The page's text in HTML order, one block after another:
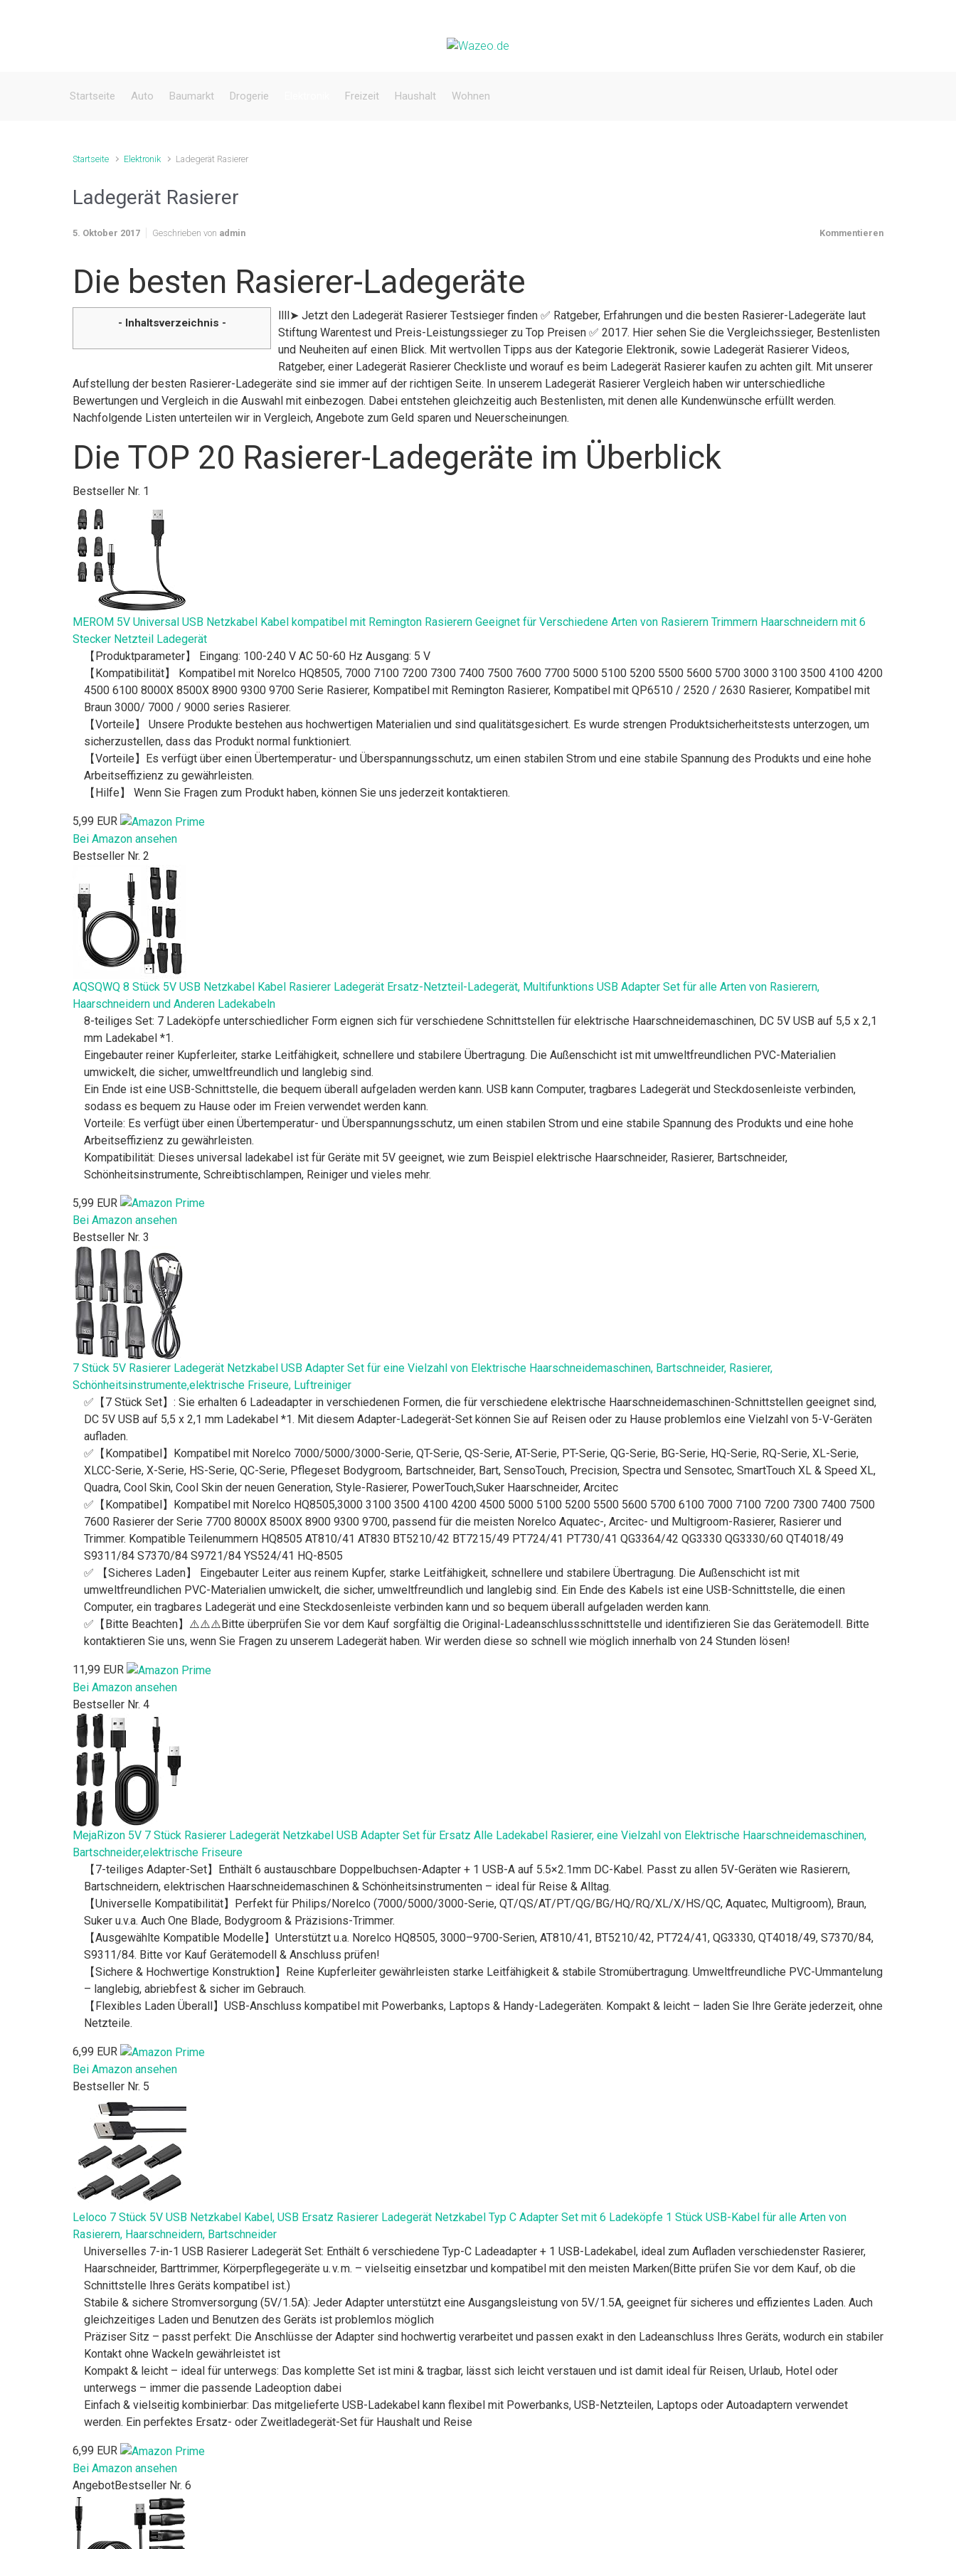
Startseite Auto Baumarkt Drogerie Freizeit Haushalt Wohnen
Startseite Elektronik Ladegerät Rasierer
Ladegerät Rasierer
5. Oktober 2017 Geschrieben von admin Kommentieren
Die besten Rasierer-Ladegeräte
- Inhaltsverzeichnis -
llll➤ Jetzt den Ladegerät Rasierer Testsieger finden ✅ Ratgeber, Erfahrungen und die besten Rasierer-Ladegeräte laut
Stiftung Warentest und Preis-Leistungssieger zu Top Preisen ✅ 2017. Hier sehen Sie die Vergleichssieger, Bestenlisten
und Neuheiten auf einen Blick. Mit wertvollen Tipps aus der Kategorie Elektronik, sowie Ladegerät Rasierer Videos,
Ratgeber, einer Ladegerät Rasierer Checkliste und worauf es beim Ladegerät Rasierer kaufen zu achten gilt. Mit unserer
Aufstellung der besten Rasierer-Ladegeräte sind sie immer auf der richtigen Seite. In unserem Ladegerät Rasierer Vergleich haben wir unterschiedliche
Bewertungen und Vergleich in die Auswahl mit einbezogen. Dabei entstehen gleichzeitig auch Bestenlisten, mit denen alle Kundenwünsche erfüllt werden.
Nachfolgende Listen unterteilen wir in Vergleich, Angebote zum Geld sparen und Neuerscheinungen.
Die TOP 20 Rasierer-Ladegeräte im Überblick
Bestseller Nr. 1
MEROM 5V Universal USB Netzkabel Kabel kompatibel mit Remington Rasierern Geeignet für Verschiedene Arten von Rasierern Trimmern Haarschneidern mit 6
Stecker Netzteil Ladegerät
【Produktparameter】 Eingang: 100-240 V AC 50-60 Hz Ausgang: 5 V
【Kompatibilität】 Kompatibel mit Norelco HQ8505, 7000 7100 7200 7300 7400 7500 7600 7700 5000 5100 5200 5500 5600 5700 3000 3100 3500 4100 4200
4500 6100 8000X 8500X 8900 9300 9700 Serie Rasierer, Kompatibel mit Remington Rasierer, Kompatibel mit QP6510 / 2520 / 2630 Rasierer, Kompatibel mit
Braun 3000/ 7000 / 9000 series Rasierer.
【Vorteile】 Unsere Produkte bestehen aus hochwertigen Materialien und sind qualitätsgesichert. Es wurde strengen Produktsicherheitstests unterzogen, um
sicherzustellen, dass das Produkt normal funktioniert.
【Vorteile】Es verfügt über einen Übertemperatur- und Überspannungsschutz, um einen stabilen Strom und eine stabile Spannung des Produkts und eine hohe
Arbeitseffizienz zu gewährleisten.
【Hilfe】 Wenn Sie Fragen zum Produkt haben, können Sie uns jederzeit kontaktieren.
5,99 EUR
Bei Amazon ansehen
Bestseller Nr. 2
AQSQWQ 8 Stück 5V USB Netzkabel Kabel Rasierer Ladegerät Ersatz-Netzteil-Ladegerät, Multifunktions USB Adapter Set für alle Arten von Rasierern,
Haarschneidern und Anderen Ladekabeln
8-teiliges Set: 7 Ladeköpfe unterschiedlicher Form eignen sich für verschiedene Schnittstellen für elektrische Haarschneidemaschinen, DC 5V USB auf 5,5 x 2,1
mm Ladekabel *1.
Eingebauter reiner Kupferleiter, starke Leitfähigkeit, schnellere und stabilere Übertragung. Die Außenschicht ist mit umweltfreundlichen PVC-Materialien
umwickelt, die sicher, umweltfreundlich und langlebig sind.
Ein Ende ist eine USB-Schnittstelle, die bequem überall aufgeladen werden kann. USB kann Computer, tragbares Ladegerät und Steckdosenleiste verbinden,
sodass es bequem zu Hause oder im Freien verwendet werden kann.
Vorteile: Es verfügt über einen Übertemperatur- und Überspannungsschutz, um einen stabilen Strom und eine stabile Spannung des Produkts und eine hohe
Arbeitseffizienz zu gewährleisten.
Kompatibilität: Dieses universal ladekabel ist für Geräte mit 5V geeignet, wie zum Beispiel elektrische Haarschneider, Rasierer, Bartschneider,
Schönheitsinstrumente, Schreibtischlampen, Reiniger und vieles mehr.
5,99 EUR
Bei Amazon ansehen
Bestseller Nr. 3
7 Stück 5V Rasierer Ladegerät Netzkabel USB Adapter Set für eine Vielzahl von Elektrische Haarschneidemaschinen, Bartschneider, Rasierer,
Schönheitsinstrumente,elektrische Friseure, Luftreiniger
✅【7 Stück Set】: Sie erhalten 6 Ladeadapter in verschiedenen Formen, die für verschiedene elektrische Haarschneidemaschinen-Schnittstellen geeignet sind,
DC 5V USB auf 5,5 x 2,1 mm Ladekabel *1. Mit diesem Adapter-Ladegerät-Set können Sie auf Reisen oder zu Hause problemlos eine Vielzahl von 5-V-Geräten
aufladen.
✅【Kompatibel】Kompatibel mit Norelco 7000/5000/3000-Serie, QT-Serie, QS-Serie, AT-Serie, PT-Serie, QG-Serie, BG-Serie, HQ-Serie, RQ-Serie, XL-Serie,
XLCC-Serie, X-Serie, HS-Serie, QC-Serie, Pflegeset Bodygroom, Bartschneider, Bart, SensoTouch, Precision, Spectra und Sensotec, SmartTouch XL & Speed XL,
Quadra, Cool Skin, Cool Skin der neuen Generation, Style-Rasierer, PowerTouch,Suker Haarschneider, Arcitec
✅【Kompatibel】Kompatibel mit Norelco HQ8505,3000 3100 3500 4100 4200 4500 5000 5100 5200 5500 5600 5700 6100 7000 7100 7200 7300 7400 7500
7600 Rasierer der Serie 7700 8000X 8500X 8900 9300 9700, passend für die meisten Norelco Aquatec-, Arcitec- und Multigroom-Rasierer, Rasierer und
Trimmer. Kompatible Teilenummern HQ8505 AT810/41 AT830 BT5210/42 BT7215/49 PT724/41 PT730/41 QG3364/42 QG3330 QG3330/60 QT4018/49
S9311/84 S7370/84 S9721/84 YS524/41 HQ-8505
✅ 【Sicheres Laden】 Eingebauter Leiter aus reinem Kupfer, starke Leitfähigkeit, schnellere und stabilere Übertragung. Die Außenschicht ist mit
umweltfreundlichen PVC-Materialien umwickelt, die sicher, umweltfreundlich und langlebig sind. Ein Ende des Kabels ist eine USB-Schnittstelle, die einen
Computer, ein tragbares Ladegerät und eine Steckdosenleiste verbinden kann und so bequem überall aufgeladen werden kann.
✅【Bitte Beachten】⚠️⚠️⚠️Bitte überprüfen Sie vor dem Kauf sorgfältig die Original-Ladeanschlussschnittstelle und identifizieren Sie das Gerätemodell. Bitte
kontaktieren Sie uns, wenn Sie Fragen zu unserem Ladegerät haben. Wir werden diese so schnell wie möglich innerhalb von 24 Stunden lösen!
11,99 EUR
Bei Amazon ansehen
Bestseller Nr. 4
MejaRizon 5V 7 Stück Rasierer Ladegerät Netzkabel USB Adapter Set für Ersatz Alle Ladekabel Rasierer, eine Vielzahl von Elektrische Haarschneidemaschinen,
Bartschneider,elektrische Friseure
【7-teiliges Adapter-Set】Enthält 6 austauschbare Doppelbuchsen-Adapter + 1 USB-A auf 5.5×2.1mm DC-Kabel. Passt zu allen 5V-Geräten wie Rasierern,
Bartschneidern, elektrischen Haarschneidemaschinen & Schönheitsinstrumenten – ideal für Reise & Alltag.
【Universelle Kompatibilität】Perfekt für Philips/Norelco (7000/5000/3000-Serie, QT/QS/AT/PT/QG/BG/HQ/RQ/XL/X/HS/QC, Aquatec, Multigroom), Braun,
Suker u.v.a. Auch One Blade, Bodygroom & Präzisions-Trimmer.
【Ausgewählte Kompatible Modelle】Unterstützt u.a. Norelco HQ8505, 3000–9700-Serien, AT810/41, BT5210/42, PT724/41, QG3330, QT4018/49, S7370/84,
S9311/84. Bitte vor Kauf Gerätemodell & Anschluss prüfen!
【Sichere & Hochwertige Konstruktion】Reine Kupferleiter gewährleisten starke Leitfähigkeit & stabile Stromübertragung. Umweltfreundliche PVC-Ummantelung
– langlebig, abriebfest & sicher im Gebrauch.
【Flexibles Laden Überall】USB-Anschluss kompatibel mit Powerbanks, Laptops & Handy-Ladegeräten. Kompakt & leicht – laden Sie Ihre Geräte jederzeit, ohne
Netzteile.
6,99 EUR
Bei Amazon ansehen
Bestseller Nr. 5
Leloco 7 Stück 5V USB Netzkabel Kabel, USB Ersatz Rasierer Ladegerät Netzkabel Typ C Adapter Set mit 6 Ladeköpfe 1 Stück USB-Kabel für alle Arten von
Rasierern, Haarschneidern, Bartschneider
Universelles 7-in-1 USB Rasierer Ladegerät Set: Enthält 6 verschiedene Typ-C Ladeadapter + 1 USB-Ladekabel, ideal zum Aufladen verschiedenster Rasierer,
Haarschneider, Barttrimmer, Körperpflegegeräte u. v. m. – vielseitig einsetzbar und kompatibel mit den meisten Marken(Bitte prüfen Sie vor dem Kauf, ob die
Schnittstelle Ihres Geräts kompatibel ist.)
Stabile & sichere Stromversorgung (5V/1.5A): Jeder Adapter unterstützt eine Ausgangsleistung von 5V/1.5A, geeignet für sicheres und effizientes Laden. Auch
gleichzeitiges Laden und Benutzen des Geräts ist problemlos möglich
Präziser Sitz – passt perfekt: Die Anschlüsse der Adapter sind hochwertig verarbeitet und passen exakt in den Ladeanschluss Ihres Geräts, wodurch ein stabiler
Kontakt ohne Wackeln gewährleistet ist
Kompakt & leicht – ideal für unterwegs: Das komplette Set ist mini & tragbar, lässt sich leicht verstauen und ist damit ideal für Reisen, Urlaub, Hotel oder
unterwegs – immer die passende Ladeoption dabei
Einfach & vielseitig kombinierbar: Das mitgelieferte USB-Ladekabel kann flexibel mit Powerbanks, USB-Netzteilen, Laptops oder Autoadaptern verwendet
werden. Ein perfektes Ersatz- oder Zweitladegerät-Set für Haushalt und Reise
6,99 EUR
Bei Amazon ansehen
AngebotBestseller Nr. 6